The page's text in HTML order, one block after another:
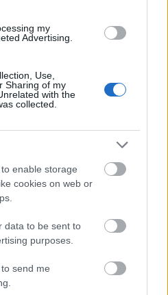
my
Advertising.
Use,
Sharing of my
with the
collected.
enable storage
cookies on web or
data to be sent to
purposes.
send me
de la jornada 20. ¡A vender